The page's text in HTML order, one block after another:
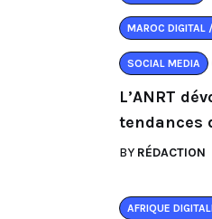
MAROC DIGITAL
SOCIAL MEDIA
L’ANRT
tendances
BY RÉDACTION
AFRIQUE